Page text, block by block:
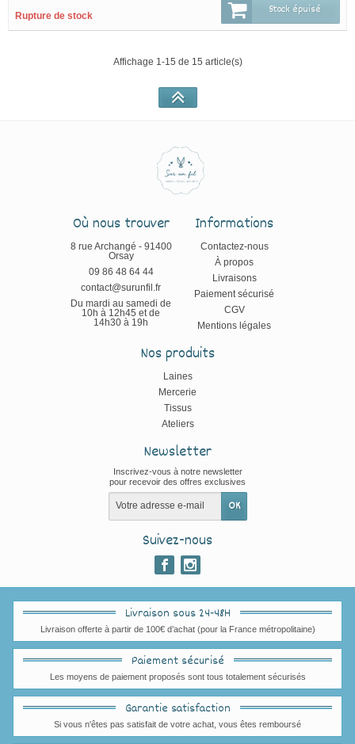
Rupture de stock Stock épuisé
Affichage 1-15 de 15 article(s)
Où nous trouver
8 rue Archangé - 91400
Orsay
09 86 48 64 44
contact@surunfil.fr
Du mardi au samedi de
10h à 12h45 et de
14h30 à 19h
Informations
Contactez-nous
À propos
Livraisons
Paiement sécurisé
CGV
Mentions légales
Nos produits
Laines
Mercerie
Tissus
Ateliers
Newsletter
Inscrivez-vous à notre newsletter
pour recevoir des offres exclusives
Suivez-nous
Livraison sous 24-48H
Livraison offerte à partir de 100€ d’achat (pour la France métropolitaine)
Paiement sécurisé
Les moyens de paiement proposés sont tous totalement sécurisés
Garantie satisfaction
Si vous n'êtes pas satisfait de votre achat, vous êtes remboursé